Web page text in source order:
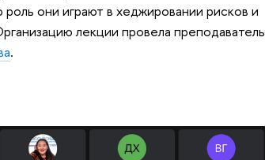
они играют в хеджировании рисков и
лекции провела преподаватель
.